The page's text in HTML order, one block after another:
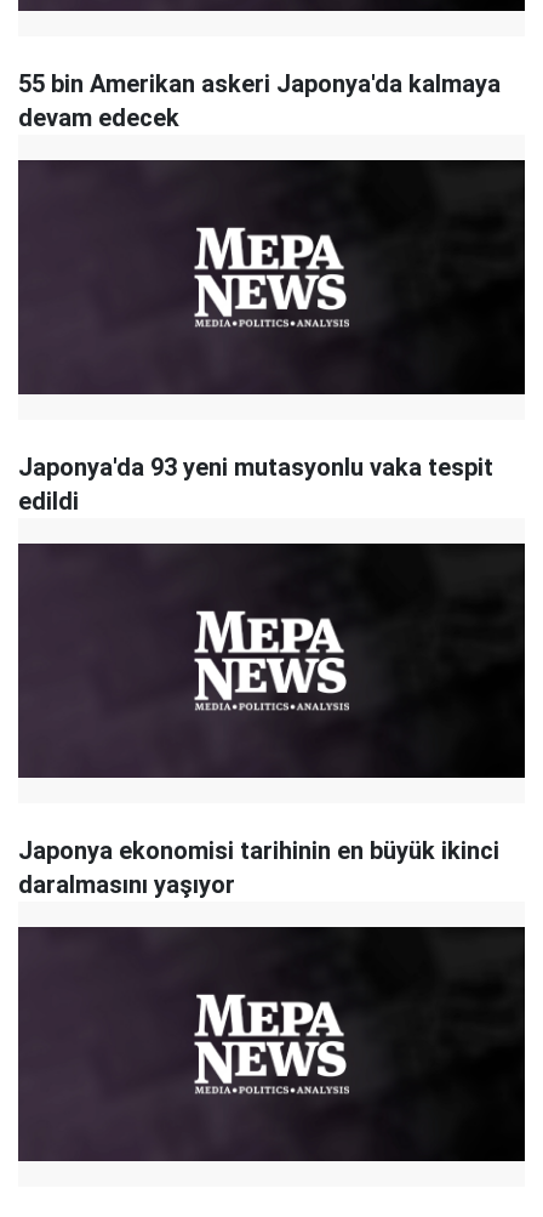
55 bin Amerikan askeri Japonya'da kalmaya
devam edecek
Japonya'da 93 yeni mutasyonlu vaka tespit
edildi
Japonya ekonomisi tarihinin en büyük ikinci
daralmasını yaşıyor